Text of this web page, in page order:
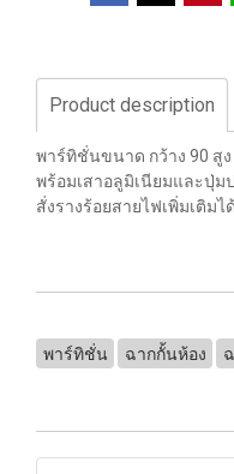
Product description
พาร์ทิชั่นขนาด กว้าง 90 สู
พร้อมเสาอลูมิเนียมและปุ่ม
สั่งรางร้อยสายไฟเพิ่มเติม
พาร์ทิชั่น ฉากกั้นห้อง